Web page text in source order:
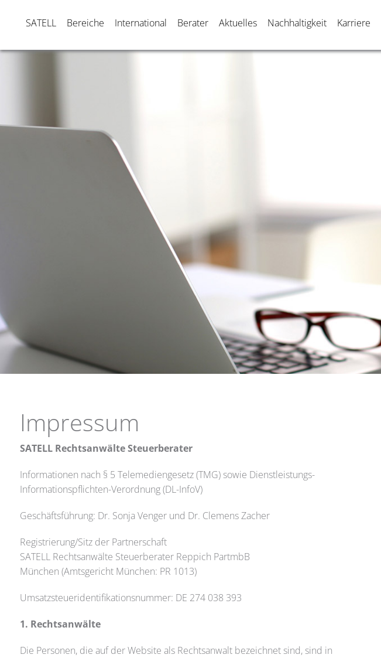
SATELL Bereiche International Berater Aktuelles Nachhaltigkeit Karriere
Impressum
SATELLRechtsanwälte Steuerberater
Informationen nach § 5 Telemediengesetz (TMG) sowie Dienstleistungs-
Informationspflichten-Verordnung (DL-InfoV)
Geschäftsführung: Dr. Sonja Venger und Dr. Clemens Zacher
Registrierung/Sitz der Partnerschaft
SATELL Rechtsanwälte Steuerberater Reppich PartmbB
München (Amtsgericht München: PR 1013)
Umsatzsteueridentifikationsnummer: DE 274 038 393
1. Rechtsanwälte
Die Personen, die auf der Website als Rechtsanwalt bezeichnet sind, sind in